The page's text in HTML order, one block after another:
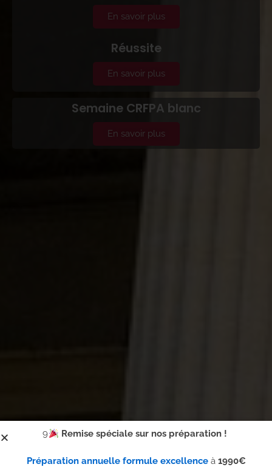
En savoir plus
Réussite
En savoir plus
Semaine CRFPA blanc
En savoir plus
9 Remise spéciale sur nos préparation !
Préparation annuelle formule excellenceà 1990€